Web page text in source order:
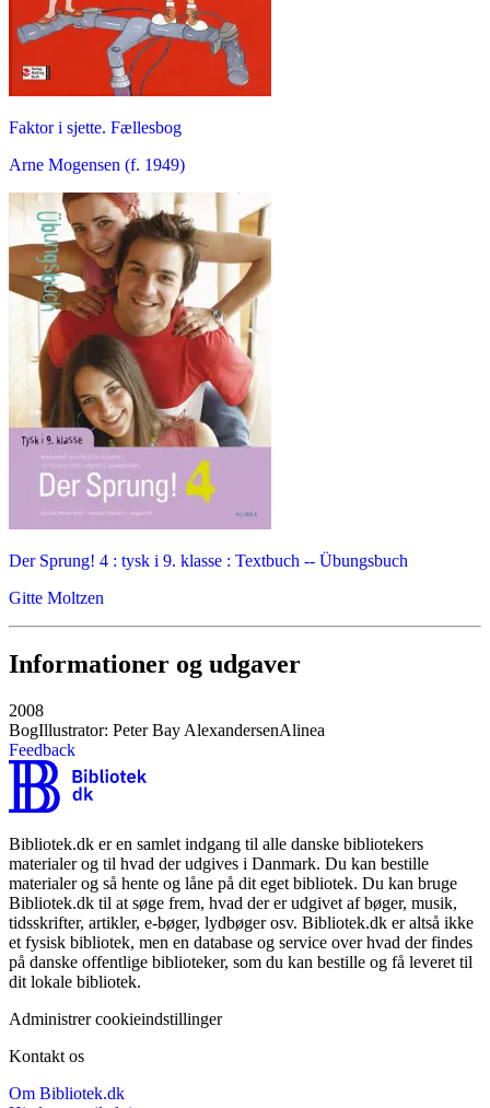
Faktor i sjette. Fællesbog
Arne Mogensen (f. 1949)
Der Sprung! 4 : tysk i 9. klasse : Textbuch -- Übungsbuch
Gitte Moltzen
Informationer og udgaver
2008
BogIllustrator: Peter Bay AlexandersenAlinea
Feedback
Bibliotek.dk er en samlet indgang til alle danske bibliotekers
materialer og til hvad der udgives i Danmark. Du kan bestille
materialer og så hente og låne på dit eget bibliotek. Du kan bruge
Bibliotek.dk til at søge frem, hvad der er udgivet af bøger, musik,
tidsskrifter, artikler, e-bøger, lydbøger osv. Bibliotek.dk er altså ikke
et fysisk bibliotek, men en database og service over hvad der findes
på danske offentlige biblioteker, som du kan bestille og få leveret til
dit lokale bibliotek.
Administrer cookieindstillinger
Kontakt os
Om Bibliotek.dk